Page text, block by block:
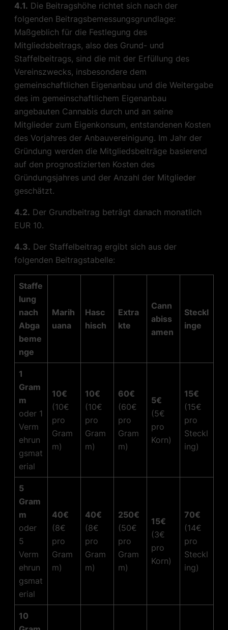
4.1. Die Beitragshöhe richtet sich nach der
folgenden Beitragsbemessungsgrundlage:
Maßgeblich für die Festlegung des
Mitgliedsbeitrags, also des Grund- und
Staffelbeitrags, sind die mit der Erfüllung des
Vereinszwecks, insbesondere dem
gemeinschaftlichen Eigenanbau und die Weitergabe
des im gemeinschaftlichem Eigenanbau
angebauten Cannabis durch und an seine
Mitglieder zum Eigenkonsum, entstandenen Kosten
des Vorjahres der Anbauvereinigung. Im Jahr der
Gründung werden die Mitgliedsbeiträge basierend
auf den prognostizierten Kosten des
Gründungsjahres und der Anzahl der Mitglieder
geschätzt.
4.2. Der Grundbeitrag beträgt danach monatlich
EUR 10.
4.3. Der Staffelbeitrag ergibt sich aus der
folgenden Beitragstabelle:
Staffe
lung
nach
Abga
beme
nge
Marih
uana
Hasc
hisch
Extra
kte
Cann
abiss
amen
Steckl
inge
1
Gram
m
oder 1
Verm
ehrun
gsmat
erial
10€
(10€
pro
Gram
m)
10€
(10€
pro
Gram
m)
60€
(60€
pro
Gram
m)
5€
(5€
pro
Korn)
15€
(15€
pro
Steckl
ing)
5
Gram
m
oder
5
Verm
ehrun
gsmat
erial
40€
(8€
pro
Gram
m)
40€
(8€
pro
Gram
m)
250€
(50€
pro
Gram
m)
15€
(3€
pro
Korn)
70€
(14€
pro
Steckl
ing)
10